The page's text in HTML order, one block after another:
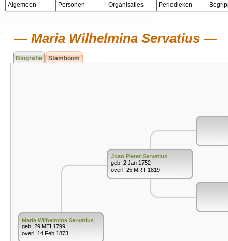
Algemeen Personen Organisaties Periodieken
Maria Wilhelmina Servatius
Biografie Stamboom
Maria Wilhelmina Servatius
geb. 29 MEI 1799
overl. 14 Feb 1873
Joan Pieter Servatius
geb. 2 Jan 1752
overl. 25 MRT 1819